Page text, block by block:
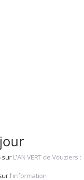
sur L'AN VERT de Vouziers :
l'information